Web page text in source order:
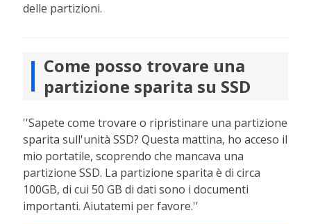
delle partizioni.
Come posso trovare una
partizione sparita su SSD
''Sapete come trovare o ripristinare una partizione
sparita sull'unità SSD? Questa mattina, ho acceso il
mio portatile, scoprendo che mancava una
partizione SSD. La partizione sparita è di circa
100GB, di cui 50 GB di dati sono i documenti
importanti. Aiutatemi per favore.''